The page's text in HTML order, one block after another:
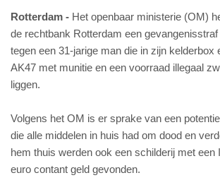
Rotterdam
Het openbaar ministerie (OM)
de rechtbank Rotterdam een
tegen een 31-jarige man die in zijn kelderbox
AK47 met munitie en een voorraad illegaal
liggen.
Volgens het OM is er sprake van een
die alle middelen in huis had om dood en
hem thuis werden ook een schilderij met een
euro contant geld gevonden.